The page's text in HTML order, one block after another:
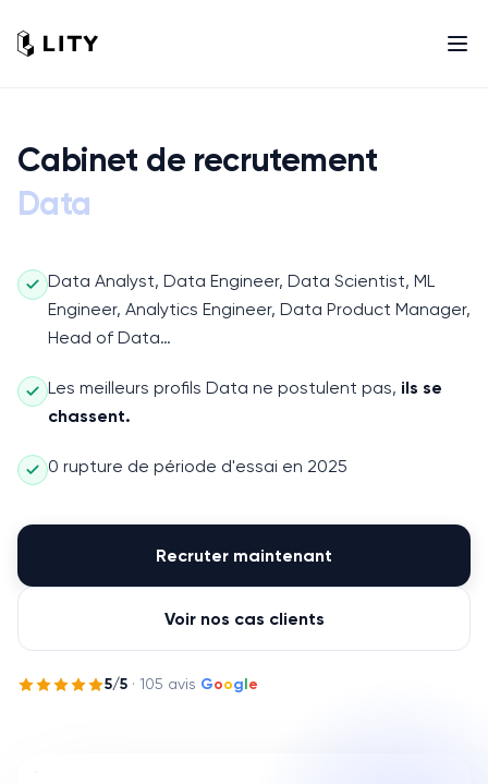
Cabinet de recrutement
Data
Data Analyst, Data Engineer, Data Scientist, ML
Engineer, Analytics Engineer, Data Product Manager,
Head of Data…
Les meilleurs profils Data ne postulent pas, ils se
chassent.
0 rupture de période d'essai en 2025
Recruter maintenant
Voir nos cas clients
5/5 · 105 avis Google